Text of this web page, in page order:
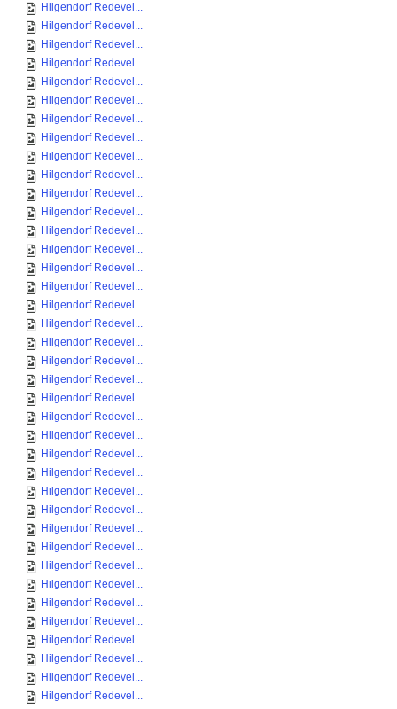
Hilgendorf Redevel...
Hilgendorf Redevel...
Hilgendorf Redevel...
Hilgendorf Redevel...
Hilgendorf Redevel...
Hilgendorf Redevel...
Hilgendorf Redevel...
Hilgendorf Redevel...
Hilgendorf Redevel...
Hilgendorf Redevel...
Hilgendorf Redevel...
Hilgendorf Redevel...
Hilgendorf Redevel...
Hilgendorf Redevel...
Hilgendorf Redevel...
Hilgendorf Redevel...
Hilgendorf Redevel...
Hilgendorf Redevel...
Hilgendorf Redevel...
Hilgendorf Redevel...
Hilgendorf Redevel...
Hilgendorf Redevel...
Hilgendorf Redevel...
Hilgendorf Redevel...
Hilgendorf Redevel...
Hilgendorf Redevel...
Hilgendorf Redevel...
Hilgendorf Redevel...
Hilgendorf Redevel...
Hilgendorf Redevel...
Hilgendorf Redevel...
Hilgendorf Redevel...
Hilgendorf Redevel...
Hilgendorf Redevel...
Hilgendorf Redevel...
Hilgendorf Redevel...
Hilgendorf Redevel...
Hilgendorf Redevel...